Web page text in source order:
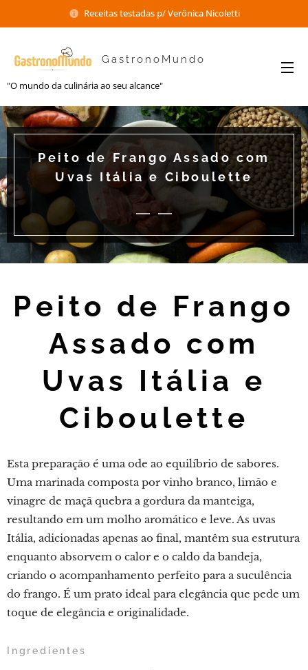
Receitas testadas p/ Verônica Nicoletti
GastronoMundo
"O mundo da culinária ao seu alcance"
Peito de Frango Assado com
Uvas Itália e Ciboulette
Peito de Frango
Assado com
Uvas Itália e
Ciboulette
Esta preparação é uma ode ao equilíbrio de sabores.
Uma marinada composta por vinho branco, limão e
vinagre de maçã quebra a gordura da manteiga,
resultando em um molho aromático e leve. As uvas
Itália, adicionadas apenas ao final, mantêm sua estrutura
enquanto absorvem o calor e o caldo da bandeja,
criando o acompanhamento perfeito para a suculência
do frango. É um prato ideal para elegância que pede um
toque de elegância e originalidade.
Ingredientes